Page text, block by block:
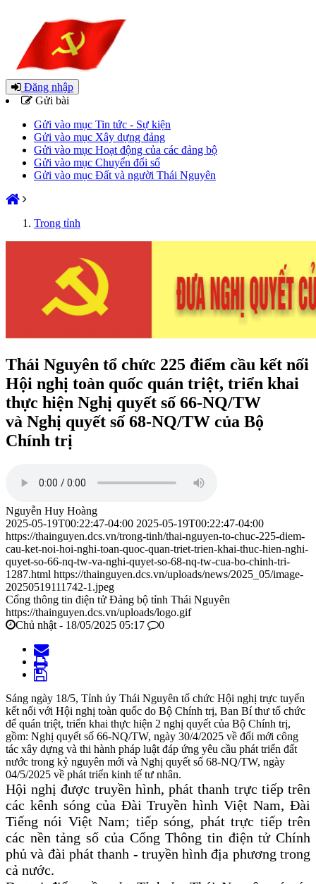
Đăng nhập
Gửi bài
Gửi vào mục Tin tức - Sự kiện
Gửi vào mục Xây dựng đảng
Gửi vào mục Hoạt động của các đảng bộ
Gửi vào mục Chuyển đổi số
Gửi vào mục Đất và người Thái Nguyên
Trong tỉnh
Thái Nguyên tổ chức 225 điểm cầu kết nối
Hội nghị toàn quốc quán triệt, triển khai
thực hiện Nghị quyết số 66-NQ/TW
và Nghị quyết số 68-NQ/TW của Bộ
Chính trị
Nguyễn Huy Hoàng
2025-05-19T00:22:47-04:00 2025-05-19T00:22:47-04:00
https://thainguyen.dcs.vn/trong-tinh/thai-nguyen-to-chuc-225-diem-
cau-ket-noi-hoi-nghi-toan-quoc-quan-triet-trien-khai-thuc-hien-nghi-
quyet-so-66-nq-tw-va-nghi-quyet-so-68-nq-tw-cua-bo-chinh-tri-
1287.html https://thainguyen.dcs.vn/uploads/news/2025_05/image-
20250519111742-1.jpeg
Cổng thông tin điện tử Đảng bộ tỉnh Thái Nguyên
https://thainguyen.dcs.vn/uploads/logo.gif
Chủ nhật - 18/05/2025 05:17
0
Sáng ngày 18/5, Tỉnh ủy Thái Nguyên tổ chức Hội nghị trực tuyến
kết nối với Hội nghị toàn quốc do Bộ Chính trị, Ban Bí thư tổ chức
để quán triệt, triển khai thực hiện 2 nghị quyết của Bộ Chính trị,
gồm: Nghị quyết số 66-NQ/TW, ngày 30/4/2025 về đổi mới công
tác xây dựng và thi hành pháp luật đáp ứng yêu cầu phát triển đất
nước trong kỷ nguyên mới và Nghị quyết số 68-NQ/TW, ngày
04/5/2025 về phát triển kinh tế tư nhân.
Hội nghị được truyền hình, phát thanh trực tiếp trên
các kênh sóng của Đài Truyền hình Việt Nam, Đài
Tiếng nói Việt Nam; tiếp sóng, phát trực tiếp trên
các nền tảng số của Cổng Thông tin điện tử Chính
phủ và đài phát thanh - truyền hình địa phương trong
cả nước.